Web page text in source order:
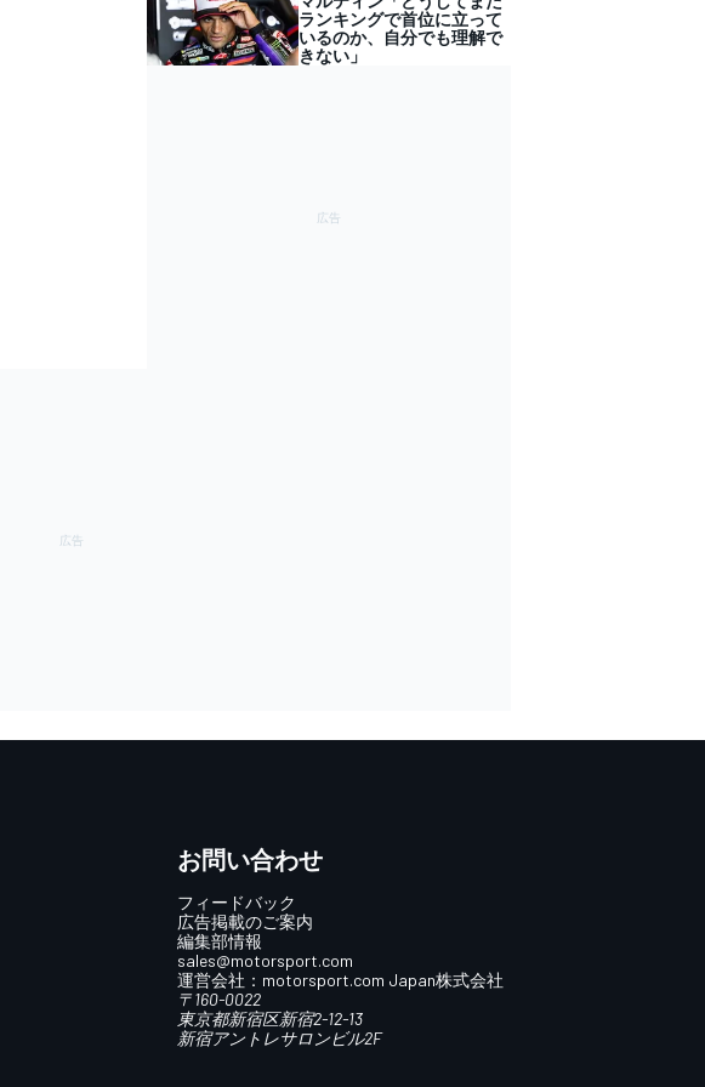
ランキングで首位に立って
いるのか、自分でも理解で
きない」
お問い合わせ
フィードバック
広告掲載のご案内
編集部情報
sales@motorsport.com
運営会社： motorsport.com Japan株式会社
〒160-0022
東京都新宿区新宿2-12-13
新宿アントレサロンビル2F